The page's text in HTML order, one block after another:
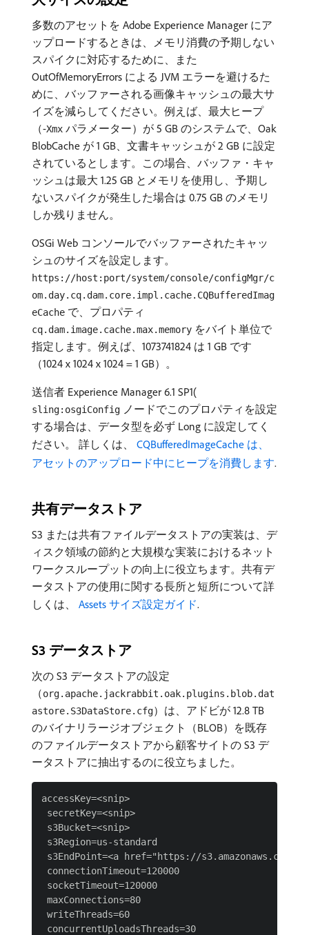
多数のアセットを Adobe Experience Manager にア
ップロードするときは、メモリ消費の予期しない
スパイクに対応するために、また
OutOfMemoryErrors による JVM エラーを避けるた
めに、バッファーされる画像キャッシュの最大サ
イズを減らしてください。例えば、最大ヒープ
（-Xmx パラメーター）が 5 GB のシステムで、Oak
BlobCache が 1 GB、文書キャッシュが 2 GB に設定
されているとします。この場合、バッファ・キャ
ッシュは最大 1.25 GB とメモリを使用し、予期し
ないスパイクが発生した場合は 0.75 GB のメモリ
しか残りません。
OSGi Web コンソールでバッファーされたキャッ
シュのサイズを設定します。
https://host:port/system/console/configMgr/c
om.day.cq.dam.core.impl.cache.CQBufferedImag
eCache で、プロパティ
cq.dam.image.cache.max.memory をバイト単位で
指定します。例えば、1073741824 は 1 GB です
（1024 x 1024 x 1024 = 1 GB）。
送信者 Experience Manager 6.1 SP1(
sling:osgiConfig ノードでこのプロパティを設定
する場合は、データ型を必ず Long に設定してく
ださい。 詳しくは、 CQBufferedImageCache は、
アセットのアップロード中にヒープを消費します.
共有データストア
S3 または共有ファイルデータストアの実装は、デ
ィスク領域の節約と大規模な実装におけるネット
ワークスループットの向上に役立ちます。共有デ
ータストアの使用に関する長所と短所について詳
しくは、 Assets サイズ設定ガイド.
S3 データストア
次の S3 データストアの設定
（org.apache.jackrabbit.oak.plugins.blob.dat
astore.S3DataStore.cfg）は、アドビが 12.8 TB
のバイナリラージオブジェクト（BLOB）を既存
のファイルデータストアから顧客サイトの S3 デ
ータストアに抽出するのに役立ちました。
accessKey=<snip>
secretKey=<snip>
s3Bucket=<snip>
s3Region=us-standard
s3EndPoint=<a href="https://s3.amazonaws.com/
connectionTimeout=120000
socketTimeout=120000
maxConnections=80
writeThreads=60
concurrentUploadsThreads=30